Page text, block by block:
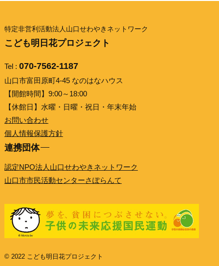
特定非営利活動法人山口せわやきネットワーク
こども明日花プロジェクト
Tel : 070-7562-1187
山口市富田原町4-45 なのはなハウス
【開館時間】9:00～18:00
【休館日】水曜・日曜・祝日・年末年始
お問い合わせ
個人情報保護方針
連携団体
認定NPO法人山口せわやきネットワーク
山口市市民活動センターさぽらんて
© 2022 こども明日花プロジェクト